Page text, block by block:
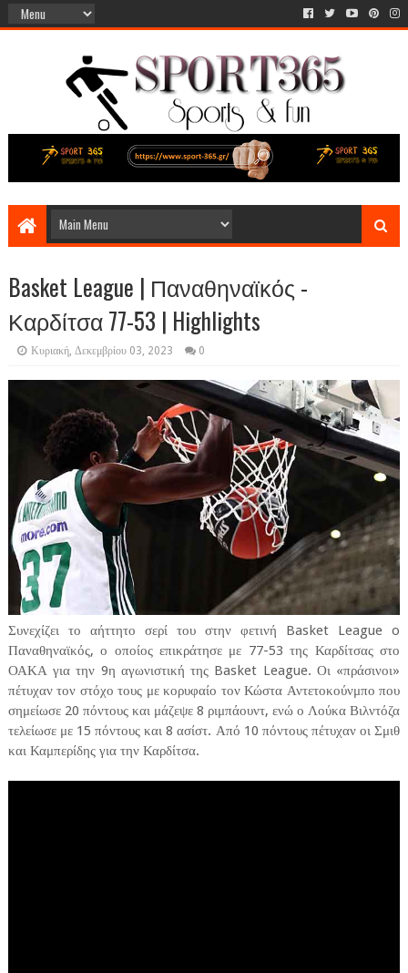
Basket League | Παναθηναϊκός -
Καρδίτσα 77-53 | Highlights
Κυριακή, Δεκεμβρίου 03, 2023 0
Συνεχίζει το αήττητο σερί του στην φετινή Basket League o
Παναθηναϊκός, ο οποίος επικράτησε με 77-53 της Καρδίτσας στο
ΟΑΚΑ για την 9η αγωνιστική της Basket League. Οι «πράσινοι»
πέτυχαν τον στόχο τους με κορυφαίο τον Κώστα Αντετοκούνμπο που
σημείωσε 20 πόντους και μάζεψε 8 ριμπάουντ, ενώ ο Λούκα Βιλντόζα
τελείωσε με 15 πόντους και 8 ασίστ. Από 10 πόντους πέτυχαν οι Σμιθ
και Καμπερίδης για την Καρδίτσα.